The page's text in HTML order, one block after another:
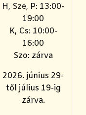
H, Sze, P: 13:00-
19:00
K, Cs: 10:00-
16:00
Szo: zárva
2026. június 29-
től július 19-ig
zárva.